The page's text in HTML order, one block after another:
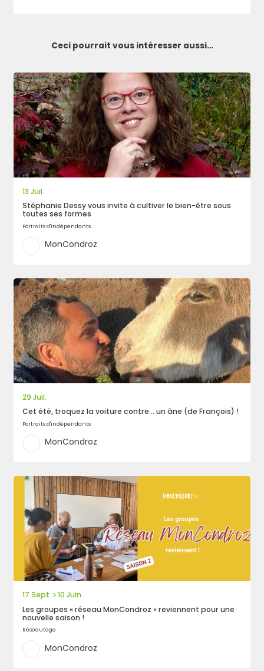
Rechercher
Ceci pourrait vous intéresser aussi…
13 Juil.
Stéphanie Dessy vous invite à cultiver le bien-être sous
toutes ses formes
Portraits d'indépendants
MonCondroz
29 Juil.
Cet été, troquez la voiture contre… un âne (de François) !
Portraits d'indépendants
MonCondroz
17 Sept. >10 Juin
Les groupes « réseau MonCondroz » reviennent pour une
nouvelle saison !
Réseautage
MonCondroz